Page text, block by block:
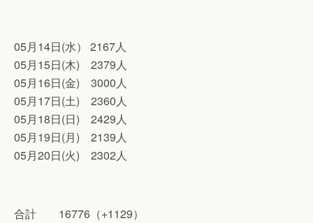
05月14日(水） 2167人
05月15日(木) 2379人
05月16日(金) 3000人
05月17日(土) 2360人
05月18日(日) 2429人
05月19日(月) 2139人
05月20日(火) 2302人
合計 16776（+1129）